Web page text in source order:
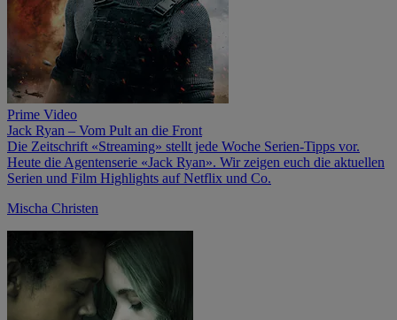
Prime Video
Jack Ryan – Vom Pult an die Front
Die Zeitschrift «Streaming» stellt jede Woche Serien-Tipps vor.
Heute die Agentenserie «Jack Ryan». Wir zeigen euch die aktuellen
Serien und Film Highlights auf Netflix und Co.
Mischa Christen